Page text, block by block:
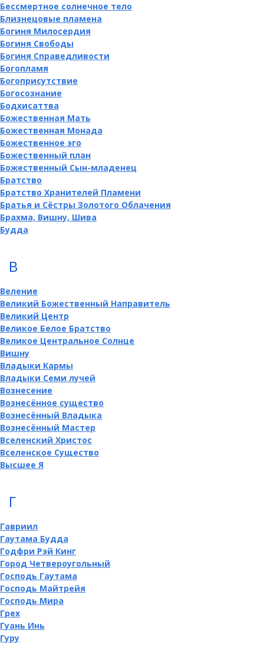
Бессмертное солнечное тело
Близнецовые пламена
Богиня Милосердия
Богиня Свободы
Богиня Справедливости
Богопламя
Богоприсутствие
Богосознание
Бодхисаттва
Божественная Мать
Божественная Монада
Божественное эго
Божественный план
Божественный Сын-младенец
Братство
Братство Хранителей Пламени
Братья и Сёстры Золотого Облачения
Брахма, Вишну, Шива
Будда
В
Веление
Великий Божественный Направитель
Великий Центр
Великое Белое Братство
Великое Центральное Солнце
Вишну
Владыки Кармы
Владыки Семи лучей
Вознесение
Вознесённое существо
Вознесённый Владыка
Вознесённый Мастер
Вселенский Христос
Вселенское Существо
Высшее Я
Г
Гавриил
Гаутама Будда
Годфри Рэй Кинг
Город Четвероугольный
Господь Гаутама
Господь Майтрейя
Господь Мира
Грех
Гуань Инь
Гуру